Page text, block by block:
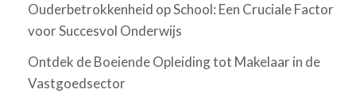
Ouderbetrokkenheid op School: Een Cruciale Factor
voor Succesvol Onderwijs
Ontdek de Boeiende Opleiding tot Makelaar in de
Vastgoedsector